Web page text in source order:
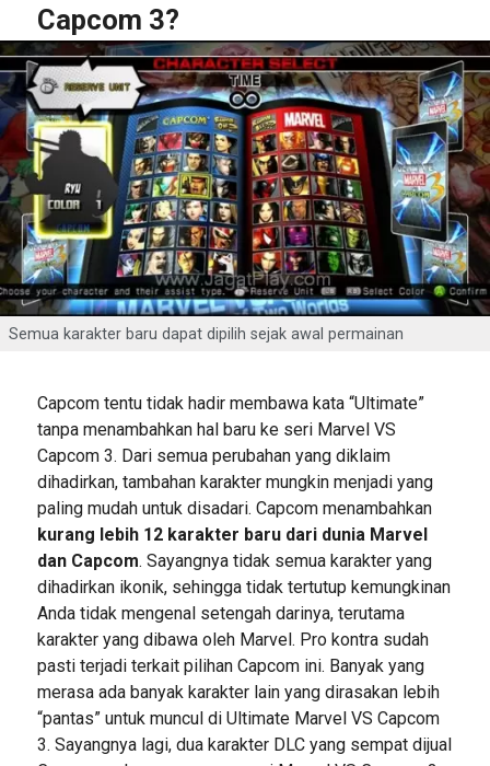
Capcom 3?
Semua karakter baru dapat dipilih sejak awal permainan
Capcom tentu tidak hadir membawa kata “Ultimate”
tanpa menambahkan hal baru ke seri Marvel VS
Capcom 3. Dari semua perubahan yang diklaim
dihadirkan, tambahan karakter mungkin menjadi yang
paling mudah untuk disadari. Capcom menambahkan
kurang lebih 12 karakter baru dari dunia Marvel
dan Capcom. Sayangnya tidak semua karakter yang
dihadirkan ikonik, sehingga tidak tertutup kemungkinan
Anda tidak mengenal setengah darinya, terutama
karakter yang dibawa oleh Marvel. Pro kontra sudah
pasti terjadi terkait pilihan Capcom ini. Banyak yang
merasa ada banyak karakter lain yang dirasakan lebih
“pantas” untuk muncul di Ultimate Marvel VS Capcom
3. Sayangnya lagi, dua karakter DLC yang sempat dijual